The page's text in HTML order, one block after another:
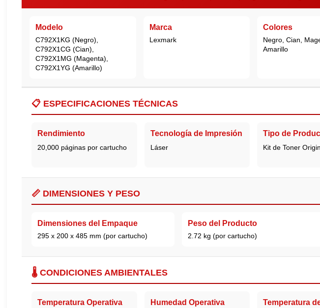
Modelo
C792X1KG (Negro),
C792X1CG (Cian),
C792X1MG (Magenta),
C792X1YG (Amarillo)
Marca
Lexmark
Colores
Negro, Cian,
Amarillo
📋 ESPECIFICACIONES TÉCNICAS
Rendimiento
20,000 páginas por cartucho
Tecnología de Impresión
Láser
Tipo de
Kit de Toner
📏 DIMENSIONES Y PESO
Dimensiones del Empaque
295 x 200 x 485 mm (por cartucho)
Peso del Producto
2.72 kg (por cartucho)
🌡️ CONDICIONES AMBIENTALES
Temperatura Operativa Humedad Operativa
Temperatura